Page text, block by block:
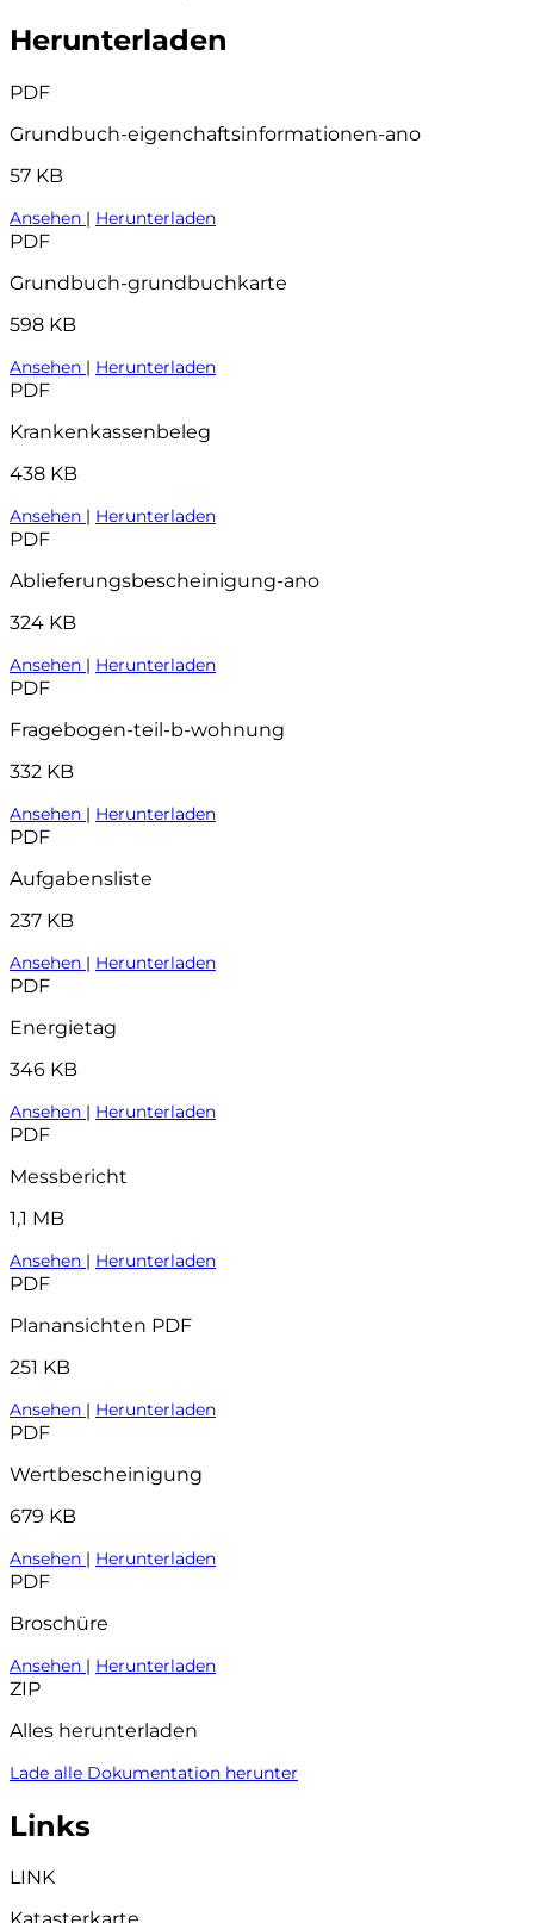
Herunterladen
PDF
Grundbuch-eigenchaftsinformationen-ano
57 KB
Ansehen | Herunterladen
PDF
Grundbuch-grundbuchkarte
598 KB
Ansehen | Herunterladen
PDF
Krankenkassenbeleg
438 KB
Ansehen | Herunterladen
PDF
Ablieferungsbescheinigung-ano
324 KB
Ansehen | Herunterladen
PDF
Fragebogen-teil-b-wohnung
332 KB
Ansehen | Herunterladen
PDF
Aufgabensliste
237 KB
Ansehen | Herunterladen
PDF
Energietag
346 KB
Ansehen | Herunterladen
PDF
Messbericht
1,1 MB
Ansehen | Herunterladen
PDF
Planansichten PDF
251 KB
Ansehen | Herunterladen
PDF
Wertbescheinigung
679 KB
Ansehen | Herunterladen
PDF
Broschüre
Ansehen | Herunterladen
ZIP
Alles herunterladen
Lade alle Dokumentation herunter
Links
LINK